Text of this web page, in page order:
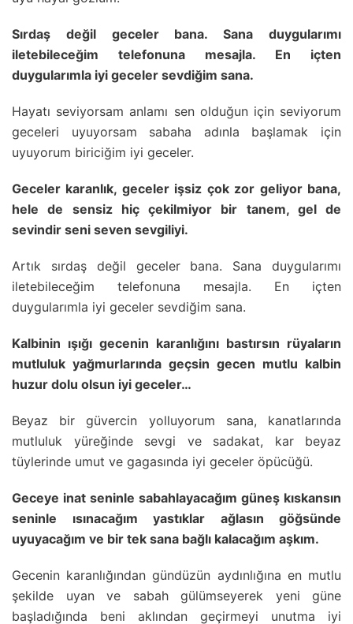
Sırdaş değil geceler bana. Sana duygularımı
iletebileceğim telefonuna mesajla. En içten
duygularımla iyi geceler sevdiğim sana.
Hayatı seviyorsam anlamı sen olduğun için seviyorum
geceleri uyuyorsam sabaha adınla başlamak için
uyuyorum biriciğim iyi geceler.
Geceler karanlık, geceler işsiz çok zor geliyor bana,
hele de sensiz hiç çekilmiyor bir tanem, gel de
sevindir seni seven sevgiliyi.
Artık sırdaş değil geceler bana. Sana duygularımı
iletebileceğim telefonuna mesajla. En içten
duygularımla iyi geceler sevdiğim sana.
Kalbinin ışığı gecenin karanlığını bastırsın rüyaların
mutluluk yağmurlarında geçsin gecen mutlu kalbin
huzur dolu olsun iyi geceler…
Beyaz bir güvercin yolluyorum sana, kanatlarında
mutluluk yüreğinde sevgi ve sadakat, kar beyaz
tüylerinde umut ve gagasında iyi geceler öpücüğü.
Geceye inat seninle sabahlayacağım güneş kıskansın
seninle ısınacağım yastıklar ağlasın göğsünde
uyuyacağım ve bir tek sana bağlı kalacağım aşkım.
Gecenin karanlığından gündüzün aydınlığına en mutlu
şekilde uyan ve sabah gülümseyerek yeni güne
başladığında beni aklından geçirmeyi unutma iyi